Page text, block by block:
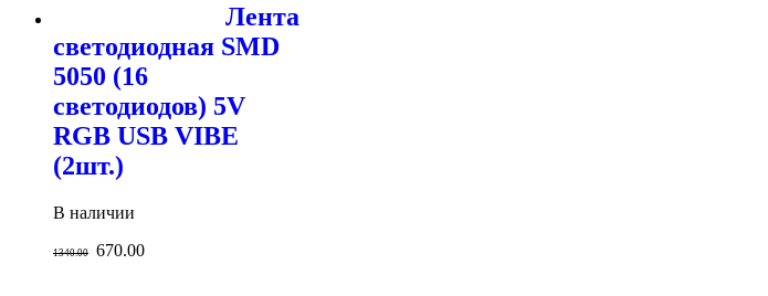
Лента
светодиодная SMD
5050 (16
светодиодов) 5V
RGB USB VIBE
(2шт.)
В наличии
1340.00 670.00